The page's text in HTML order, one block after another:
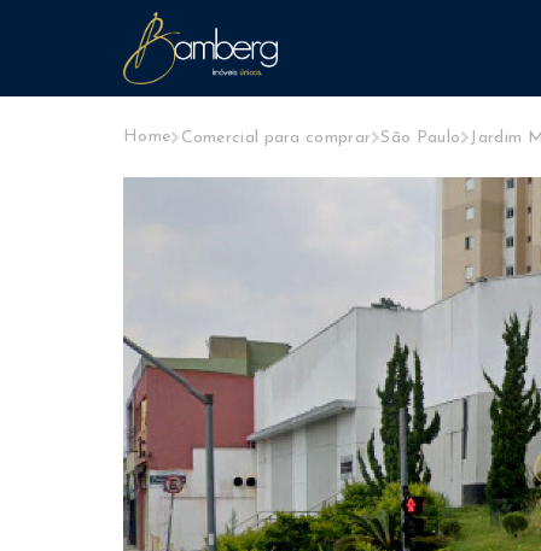
Home Comercial para comprar São Paulo Jardim